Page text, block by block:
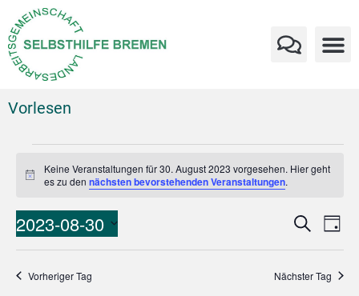
Vorlesen
Hinweis
Keine Veranstaltungen für 30. August 2023 vorgesehen. Hier geht
es zu dennächsten bevorstehenden Veranstaltungen.
Suche
und
Suche
Tag
2023-08-30
Vorheriger Tag Nächster Tag